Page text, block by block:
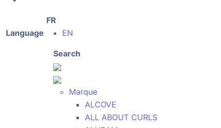
Language
FR
EN
Search
Marque
ALCOVE
ALL ABOUT CURLS